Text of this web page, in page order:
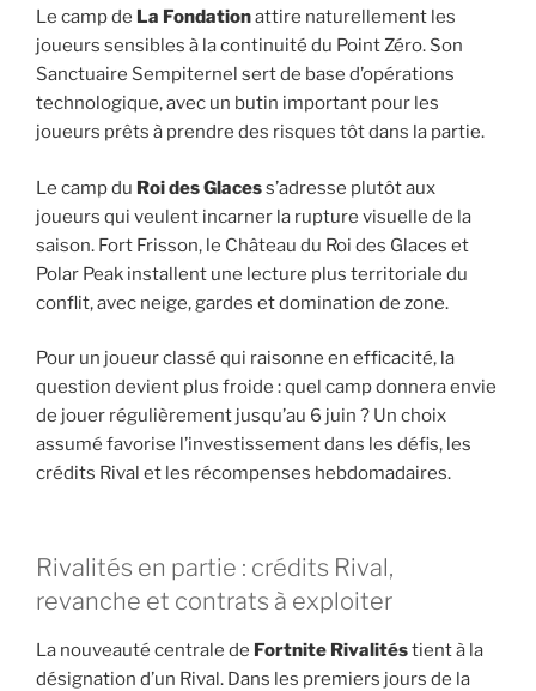
Le camp de La Fondationattire naturellement les
joueurs sensibles à la continuité du Point Zéro. Son
Sanctuaire Sempiternel sert de base d’opérations
technologique, avec un butin important pour les
joueurs prêts à prendre des risques tôt dans la partie.
Le camp du Roi des Glacess’adresse plutôt aux
joueurs qui veulent incarner la rupture visuelle de la
saison. Fort Frisson, le Château du Roi des Glaces et
Polar Peak installent une lecture plus territoriale du
conflit, avec neige, gardes et domination de zone.
Pour un joueur classé qui raisonne en efficacité, la
question devient plus froide : quel camp donnera envie
de jouer régulièrement jusqu’au 6 juin ? Un choix
assumé favorise l’investissement dans les défis, les
crédits Rival et les récompenses hebdomadaires.
Rivalités en partie : crédits Rival,
revanche et contrats à exploiter
La nouveauté centrale de Fortnite Rivalitéstient à la
désignation d’un Rival. Dans les premiers jours de la